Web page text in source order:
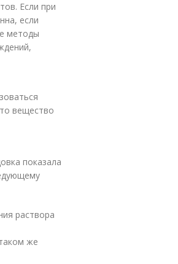
Если при
если
методы
вещество
показала
раствора
же